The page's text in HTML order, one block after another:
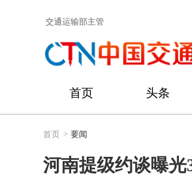
交通运输部主管
首页 头条
首页 > 要闻
河南提级约谈曝